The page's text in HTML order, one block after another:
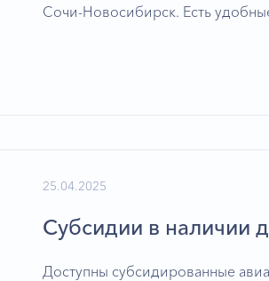
Сочи-Новосибирск. Есть
25.04.2025
Субсидии в наличии
Доступны субсидированные